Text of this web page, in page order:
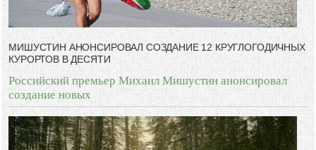
МИШУСТИН АНОНСИРОВАЛ СОЗДАНИЕ 12 КРУГЛОГОДИЧНЫХ
КУРОРТОВ В ДЕСЯТИ
Российский премьер Михаил Мишустин анонсировал
создание новых